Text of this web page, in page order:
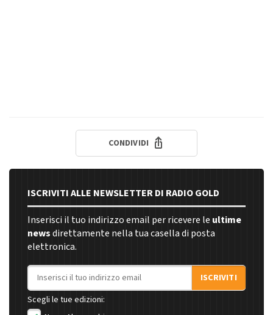
CONDIVIDI
ISCRIVITI ALLE NEWSLETTER DI RADIO GOLD
Inserisci il tuo indirizzo email per ricevere le ultime
newsdirettamente nella tua casella di posta
elettronica.
Indirizzo email
ISCRIVITI
Scegli le tue edizioni: